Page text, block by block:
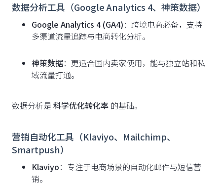
数据分析工具（Google Analytics 4、神策数据）
Google Analytics 4 (GA4)：跨境电商必备，支持
多渠道流量追踪与电商转化分析。
神策数据：更适合国内卖家使用，能与独立站和私
域流量打通。
数据分析是科学优化转化率 的基础。
营销自动化工具（Klaviyo、Mailchimp、
Smartpush）
Klaviyo：专注于电商场景的自动化邮件与短信营
销。